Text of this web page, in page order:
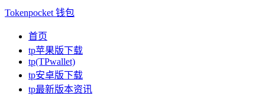
Tokenpocket 钱包
首页
tp苹果版下载
tp(TPwallet)
tp安卓版下载
tp最新版本资讯